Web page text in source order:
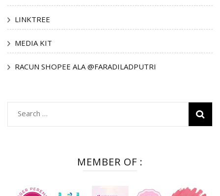
LINKTREE
MEDIA KIT
RACUN SHOPEE ALA @FARADILADPUTRI
Search
for:
MEMBER OF :